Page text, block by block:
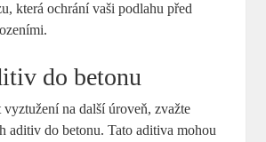
která ochrání vaši podlahu před
do betonu
na další úroveň, zvažte
aditiv do betonu. Tato aditiva mohou